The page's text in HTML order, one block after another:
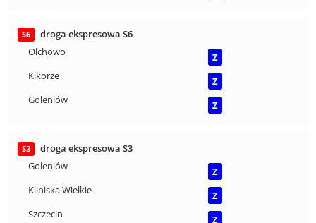
S6
droga ekspresowa S6
Olchowo
Z
Kikorze
Z
Goleniów
Z
S3
droga ekspresowa S3
Goleniów
Z
Kliniska Wielkie
Z
Szczecin
Z